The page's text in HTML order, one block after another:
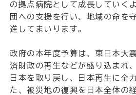
の拠点病院として成長していく
団への支援を行い、地域の命を
進してまいります。
政府の本年度予算は、東日本大
済財政の再生などが盛り込まれ
日本を取り戻し、日本再生に全
た、被災地の復興を日本全体の